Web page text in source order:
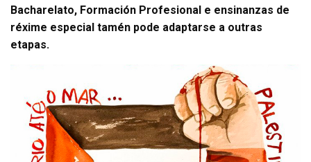
Bacharelato, Formación Profesional e ensinanzas de
réxime especial tamén pode adaptarse a outras
etapas.